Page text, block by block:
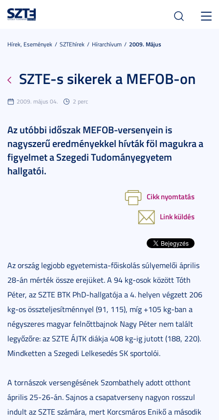
Hírek, Események SZTEhírek Hírarchívum 2009. Május
SZTE-s sikerek a MEFOB-on
2009. május 04. 2 perc
Az utóbbi időszak MEFOB-versenyein is
nagyszerű eredményekkel hívták föl magukra a
figyelmet a Szegedi Tudományegyetem
hallgatói.
Cikk nyomtatás
Link küldés
Az ország legjobb egyetemista-főiskolás súlyemelői április
28-án mérték össze erejüket. A 94 kg-osok között Tóth
Péter, az SZTE BTK PhD-hallgatója a 4. helyen végzett 206
kg-os összteljesítménnyel (91, 115), míg +105 kg-ban a
négyszeres magyar felnőttbajnok Nagy Péter nem talált
legyőzőre: az SZTE ÁJTK diákja 408 kg-ig jutott (188, 220).
Mindketten a Szegedi Lelkesedés SK sportolói.
A tornászok versengésének Szombathely adott otthont
április 25-26-án. Sajnos a csapatverseny nagyon rosszul
indult az SZTE számára, mert Korcsmáros Enikő a második